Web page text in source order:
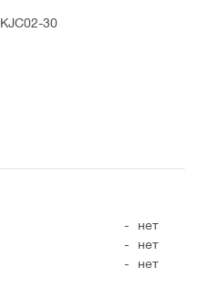
KJC02-30
-
нет
-
нет
-
нет